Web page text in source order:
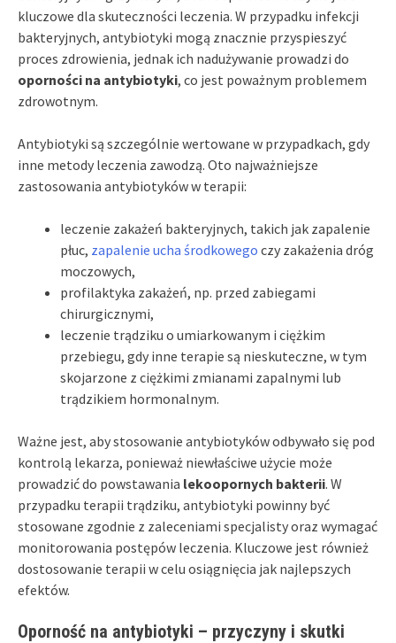
kluczowe dla skuteczności leczenia. W przypadku infekcji
bakteryjnych, antybiotyki mogą znacznie przyspieszyć
proces zdrowienia, jednak ich nadużywanie prowadzi do
oporności na antybiotyki, co jest poważnym problemem
zdrowotnym.
Antybiotyki są szczególnie wertowane w przypadkach, gdy
inne metody leczenia zawodzą. Oto najważniejsze
zastosowania antybiotyków w terapii:
leczenie zakażeń bakteryjnych, takich jak zapalenie
płuc, zapalenie ucha środkowego czy zakażenia dróg
moczowych,
profilaktyka zakażeń, np. przed zabiegami
chirurgicznymi,
leczenie trądziku o umiarkowanym i ciężkim
przebiegu, gdy inne terapie są nieskuteczne, w tym
skojarzone z ciężkimi zmianami zapalnymi lub
trądzikiem hormonalnym.
Ważne jest, aby stosowanie antybiotyków odbywało się pod
kontrolą lekarza, ponieważ niewłaściwe użycie może
prowadzić do powstawania lekoopornych bakterii. W
przypadku terapii trądziku, antybiotyki powinny być
stosowane zgodnie z zaleceniami specjalisty oraz wymagać
monitorowania postępów leczenia. Kluczowe jest również
dostosowanie terapii w celu osiągnięcia jak najlepszych
efektów.
Oporność na antybiotyki – przyczyny i skutki